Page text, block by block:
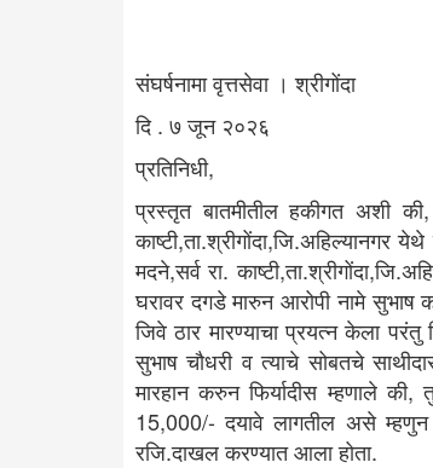
संघर्षनामा वृत्तसेवा । श्रीगोंदा
दि . ७ जून २०२६
प्रतिनिधी,
प्रस्तृत बातमीतील हकीगत अशी
काष्टी,ता.श्रीगोंदा,जि.अहिल्यानगर
मदने,सर्व रा.
घरावर दगडे मारुन आरोपी नामे सुभाष
जिवे ठार मारण्याचा प्रयत्न केला परंतु
सुभाष चौधरी व त्याचे सोबतचे
मारहान करुन फिर्यादीस म्हणाले की,
15,000/- दयावे लागतील असे म्हणुन
रजि.दाखल करण्यात आला होता.